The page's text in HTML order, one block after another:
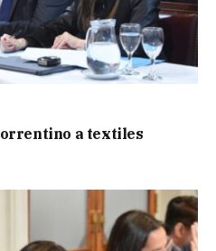
a textiles